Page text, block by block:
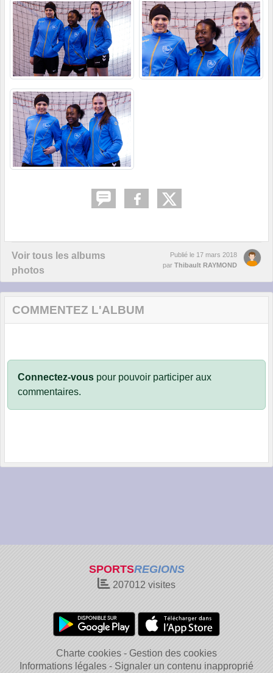
Voir tous les albums
photos
Publié le 17 mars 2018
par Thibault RAYMOND
COMMENTEZ L'ALBUM
Connectez-vous pour pouvoir participer aux
commentaires.
SPORTSREGIONS
207012 visites
Charte cookies
Gestion des cookies
Informations légales
Signaler un contenu inapproprié